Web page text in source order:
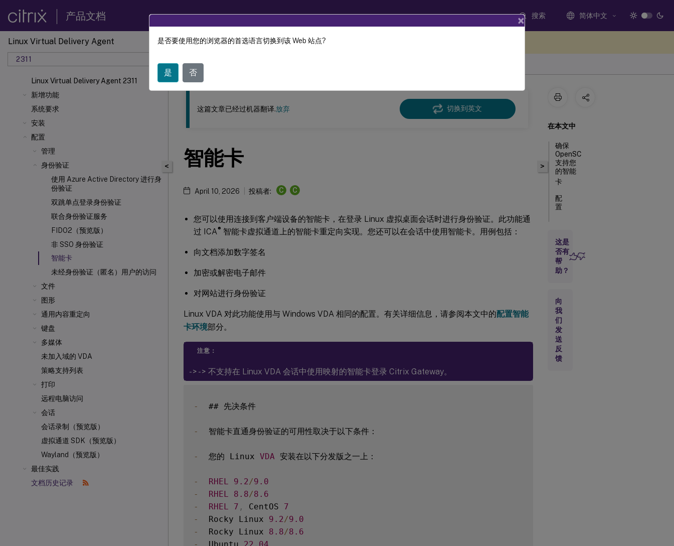
产品文档 搜索 简体中文
Linux Virtual Delivery Agent
2311
Linux Virtual Delivery Agent 2311
新增功能
系统要求
安装
配置
管理
身份验证
使用 Azure Active Directory 进行身
份验证
双跳单点登录身份验证
联合身份验证服务
FIDO2（预览版）
非 SSO 身份验证
智能卡
未经身份验证（匿名）用户的访问
文件
图形
通用内容重定向
键盘
多媒体
未加入域的 VDA
策略支持列表
打印
远程电脑访问
会话
会话录制（预览版）
虚拟通道 SDK（预览版）
Wayland（预览版）
最佳实践
文档历史记录
此内容已经过机器动态翻译。
<
这篇文章已经过机器翻译.放弃 切换到英文
智能卡
April 10, 2026 投稿者: C C
您可以使用连接到客户端设备的智能卡，在登录 Linux 虚拟桌面会话时进行身份验证。此功能通
过 ICA® 智能卡虚拟通道上的智能卡重定向实现。您还可以在会话中使用智能卡。用例包括：
向文档添加数字签名
加密或解密电子邮件
对网站进行身份验证
Linux VDA 对此功能使用与 Windows VDA 相同的配置。有关详细信息，请参阅本文中的配置智能
卡环境部分。
注意：
- > - > 不支持在 Linux VDA 会话中使用映射的智能卡登录 Citrix Gateway。
-
  ## 先决条件
-
  智能卡直通身份验证的可用性取决于以下条件：
-
  您的 Linux
VDA 安装在以下分发版之一上：
- RHEL 9.2 /9.0
-
RHEL 8.8/8.6
-
RHEL 7 , CentOS 7
-
  Rocky Linux
9.2 /9.0
-
  Rocky Linux
8.8/8.6
-
  Ubuntu
22.04
>
在本文中
确保
OpenSC
支持您
的智能
卡
配
置
备
根
证
书
8.x/9.x 和
Rocky
Linux
8.x/9.x 上
构建
pam_krb5
模块
这是
否有
帮
助？
向
我
们
发
送
反
馈
×
是否要使用您的浏览器的首选语言切换到该 Web 站点?
是 否